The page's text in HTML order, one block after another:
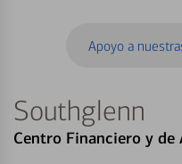
Apoyo a
Southglenn
Centro Financiero y de